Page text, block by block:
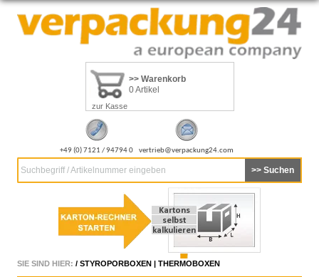
>> Warenkorb
0 Artikel
zur Kasse
+49 (0) 7121 / 94794 0 vertrieb@verpackung24.com
Suchbegriff / Artikelnummer eingeben
SIE SIND HIER: / STYROPORBOXEN | THERMOBOXEN